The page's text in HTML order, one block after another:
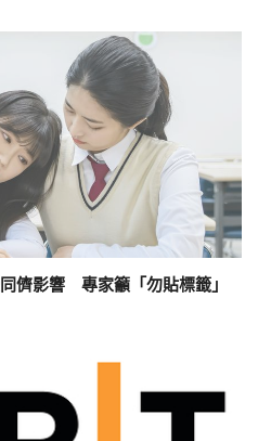
儕影響 專家籲「勿貼標籤」